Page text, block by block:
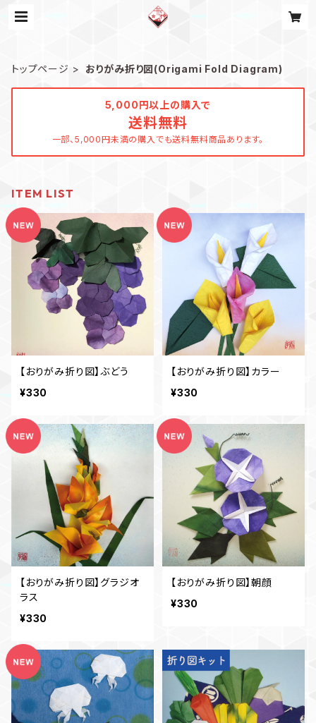
トップページ おりがみ折り図(Origami Fold Diagram)
5,000円以上の購入で
送料無料
一部、5,000円未満の購入でも送料無料商品あります。
ITEM LIST
【おりがみ折り図】ぶどう
¥330
【おりがみ折り図】カラー
¥330
【おりがみ折り図】グラジオ
ラス
¥330
【おりがみ折り図】朝顔
¥330